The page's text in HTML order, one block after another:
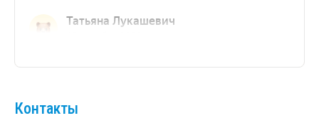
Контакты